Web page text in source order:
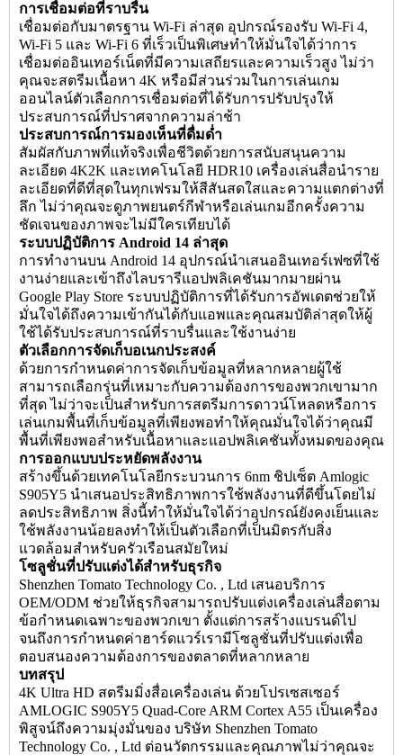
การเชื่อมต่อที่ราบรื่น
เชื่อมต่อกับมาตรฐาน Wi-Fi ล่าสุด อุปกรณ์รองรับ Wi-Fi 4,
Wi-Fi 5 และ Wi-Fi 6 ที่เร็วเป็นพิเศษทำให้มั่นใจได้ว่าการ
เชื่อมต่ออินเทอร์เน็ตที่มีความเสถียรและความเร็วสูง ไม่ว่า
คุณจะสตรีมเนื้อหา 4K หรือมีส่วนร่วมในการเล่นเกม
ออนไลน์ตัวเลือกการเชื่อมต่อที่ได้รับการปรับปรุงให้
ประสบการณ์ที่ปราศจากความล่าช้า
ประสบการณ์การมองเห็นที่ดื่มด่ำ
สัมผัสกับภาพที่แท้จริงเพื่อชีวิตด้วยการสนับสนุนความ
ละเอียด 4K2K และเทคโนโลยี HDR10 เครื่องเล่นสื่อนำราย
ละเอียดที่ดีที่สุดในทุกเฟรมให้สีสันสดใสและความแตกต่างที่
ลึก ไม่ว่าคุณจะดูภาพยนตร์กีฬาหรือเล่นเกมอีกครั้งความ
ชัดเจนของภาพจะไม่มีใครเทียบได้
ระบบปฏิบัติการ Android 14 ล่าสุด
การทำงานบน Android 14 อุปกรณ์นำเสนออินเทอร์เฟซที่ใช้
งานง่ายและเข้าถึงไลบรารีแอปพลิเคชันมากมายผ่าน
Google Play Store ระบบปฏิบัติการที่ได้รับการอัพเดตช่วยให้
มั่นใจได้ถึงความเข้ากันได้กับแอพและคุณสมบัติล่าสุดให้ผู้
ใช้ได้รับประสบการณ์ที่ราบรื่นและใช้งานง่าย
ตัวเลือกการจัดเก็บอเนกประสงค์
ด้วยการกำหนดค่าการจัดเก็บข้อมูลที่หลากหลายผู้ใช้
สามารถเลือกรุ่นที่เหมาะกับความต้องการของพวกเขามาก
ที่สุด ไม่ว่าจะเป็นสำหรับการสตรีมการดาวน์โหลดหรือการ
เล่นเกมพื้นที่เก็บข้อมูลที่เพียงพอทำให้คุณมั่นใจได้ว่าคุณมี
พื้นที่เพียงพอสำหรับเนื้อหาและแอปพลิเคชันทั้งหมดของคุณ
การออกแบบประหยัดพลังงาน
สร้างขึ้นด้วยเทคโนโลยีกระบวนการ 6nm ชิปเซ็ต Amlogic
S905Y5 นำเสนอประสิทธิภาพการใช้พลังงานที่ดีขึ้นโดยไม่
ลดประสิทธิภาพ สิ่งนี้ทำให้มั่นใจได้ว่าอุปกรณ์ยังคงเย็นและ
ใช้พลังงานน้อยลงทำให้เป็นตัวเลือกที่เป็นมิตรกับสิ่ง
แวดล้อมสำหรับครัวเรือนสมัยใหม่
โซลูชั่นที่ปรับแต่งได้สำหรับธุรกิจ
Shenzhen Tomato Technology Co. , Ltd เสนอบริการ
OEM/ODM ช่วยให้ธุรกิจสามารถปรับแต่งเครื่องเล่นสื่อตาม
ข้อกำหนดเฉพาะของพวกเขา ตั้งแต่การสร้างแบรนด์ไป
จนถึงการกำหนดค่าฮาร์ดแวร์เรามีโซลูชั่นที่ปรับแต่งเพื่อ
ตอบสนองความต้องการของตลาดที่หลากหลาย
บทสรุป
4K Ultra HD สตรีมมิ่งสื่อเครื่องเล่น ด้วยโปรเซสเซอร์
AMLOGIC S905Y5 Quad-Core ARM Cortex A55 เป็นเครื่อง
พิสูจน์ถึงความมุ่งมั่นของ บริษัท Shenzhen Tomato
Technology Co. , Ltd ต่อนวัตกรรมและคุณภาพไม่ว่าคุณจะ